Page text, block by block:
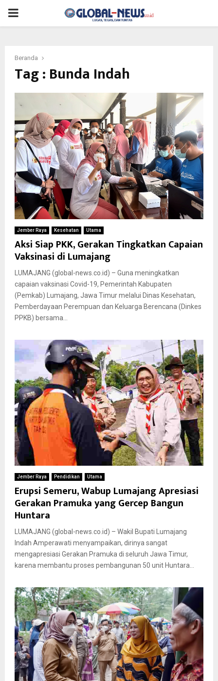
PRIMARY
Beranda
Tag : Bunda Indah
Jember Raya Kesehatan Utama
Aksi Siap PKK, Gerakan Tingkatkan Capaian
Vaksinasi di Lumajang
LUMAJANG (global-news.co.id) – Guna meningkatkan
capaian vaksinasi Covid-19, Pemerintah Kabupaten
(Pemkab) Lumajang, Jawa Timur melalui Dinas Kesehatan,
Pemberdayaan Perempuan dan Keluarga Berencana (Dinkes
PPKB) bersama...
Jember Raya Pendidikan Utama
Erupsi Semeru, Wabup Lumajang Apresiasi
Gerakan Pramuka yang Gercep Bangun
Huntara
LUMAJANG (global-news.co.id) – Wakil Bupati Lumajang
Indah Amperawati menyampaikan, dirinya sangat
mengapresiasi Gerakan Pramuka di seluruh Jawa Timur,
karena membantu proses pembangunan 50 unit Huntara...